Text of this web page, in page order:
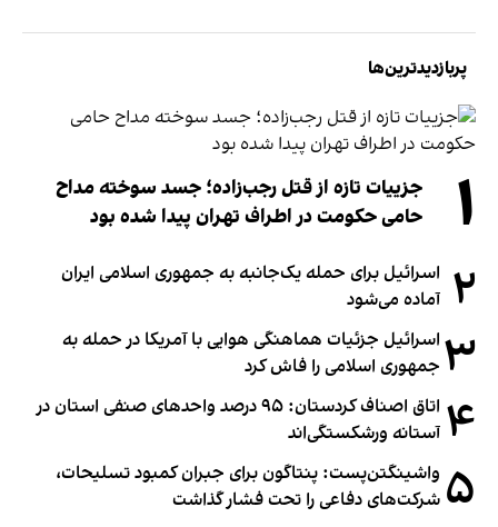
پربازدیدترین‌ها
۱
جزییات تازه از قتل رجب‌زاده؛ جسد سوخته مداح
حامی حکومت در اطراف تهران پیدا شده بود
۲ اسرائیل برای حمله یک‌جانبه به جمهوری اسلامی ایران
آماده می‌شود
۳ اسرائیل جزئیات هماهنگی هوایی با آمریکا در حمله به
جمهوری اسلامی را فاش کرد
۴
اتاق اصناف کردستان: ۹۵ درصد واحدهای صنفی استان در
آستانه ورشکستگی‌اند
۵ واشینگتن‌پست: پنتاگون برای جبران کمبود تسلیحات،
شرکت‌های دفاعی را تحت فشار گذاشت